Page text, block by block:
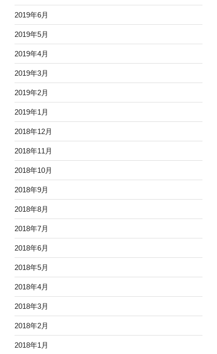
2019年6月
2019年5月
2019年4月
2019年3月
2019年2月
2019年1月
2018年12月
2018年11月
2018年10月
2018年9月
2018年8月
2018年7月
2018年6月
2018年5月
2018年4月
2018年3月
2018年2月
2018年1月